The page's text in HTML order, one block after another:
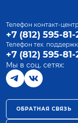
Телефон контакт-
+7 (812) 595-81-
Телефон тех.
+7 (812) 595-
Мы в соц. сетях:
ОБРАТНАЯ СВЯЗЬ